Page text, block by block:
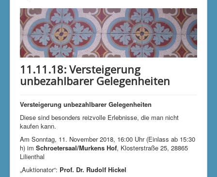
Links
Versteigerungen
Klimaschutzgruppe
Aktuelle Seite: Startseite
Versteigerungen
Versteigerungen
11.11.18: Versteigerung
unbezahlbarer Gelegenheiten
Versteigerung unbezahlbarer Gelegenheiten
Diese sind besonders reizvolle Erlebnisse, die man nicht
kaufen kann.
Am Sonntag, 11. November 2018, 16:00 Uhr (Einlass ab 15:30
h) im Schroetersaal/Murkens Hof, Klosterstraße 25, 28865
Lilienthal
„Auktionator“: Prof. Dr. Rudolf Hickel